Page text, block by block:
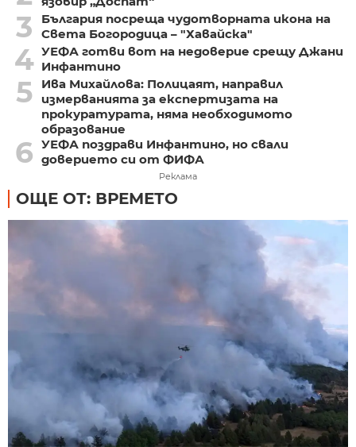
3
България посреща чудотворната икона на
Света Богородица – "Хавайска"
4 УЕФА готви вот на недоверие срещу Джани
Инфантино
5
Ива Михайлова: Полицаят, направил
измерванията за експертизата на
прокуратурата, няма необходимото
образование
6 УЕФА поздрави Инфантино, но свали
доверието си от ФИФА
Реклама
ОЩЕ ОТ: ВРЕМЕТО